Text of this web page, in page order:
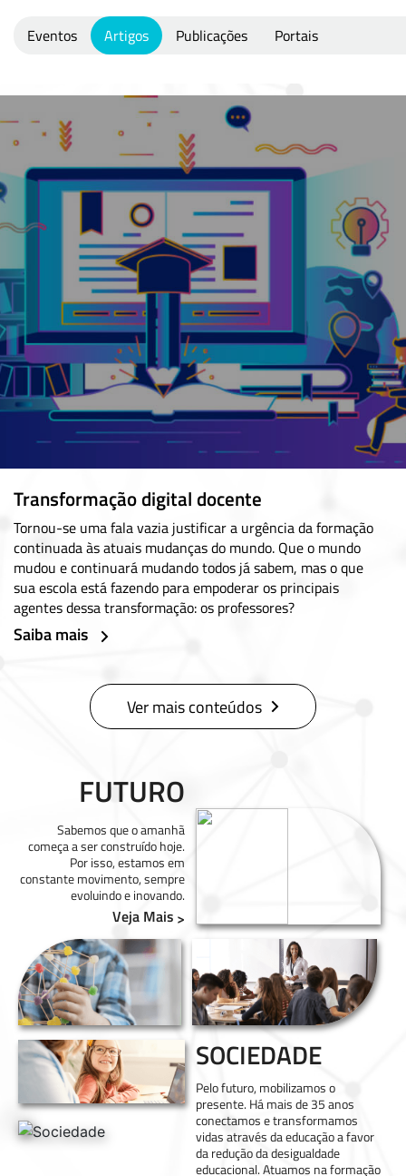
Eventos Artigos Publicações Portais
Transformação digital docente
Tornou-se uma fala vazia justificar a urgência da formação
continuada às atuais mudanças do mundo. Que o mundo
mudou e continuará mudando todos já sabem, mas o que
sua escola está fazendo para empoderar os principais
agentes dessa transformação: os professores?
Saiba mais
Ver mais conteúdos
FUTURO
Sabemos que o amanhã
começa a ser construído hoje.
Por isso, estamos em
constante movimento, sempre
evoluindo e inovando.
Veja Mais >
SOCIEDADE
Pelo futuro, mobilizamos o
presente. Há mais de 35 anos
conectamos e transformamos
vidas através da educação a favor
da redução da desigualdade
educacional. Atuamos na formação